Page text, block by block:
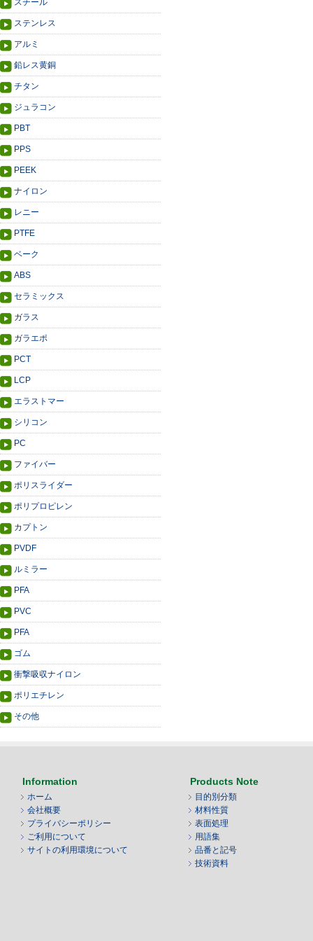
スチール
ステンレス
アルミ
鉛レス黄銅
チタン
ジュラコン
PBT
PPS
PEEK
ナイロン
レニー
PTFE
ベーク
ABS
セラミックス
ガラス
ガラエポ
PCT
LCP
エラストマー
シリコン
PC
ファイバー
ポリスライダー
ポリプロピレン
カプトン
PVDF
ルミラー
PFA
PVC
PFA
ゴム
衝撃吸収ナイロン
ポリエチレン
その他
Information
ホーム
会社概要
プライバシーポリシー
ご利用について
サイトの利用環境について
Products Note
目的別分類
材料性質
表面処理
用語集
品番と記号
技術資料